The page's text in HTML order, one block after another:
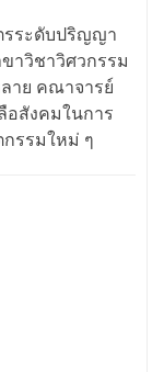
รระดับปริญญา
าวิชาวิศวกรรม
าย คณาจารย์
อสังคมในการ
รรมใหม่ ๆ